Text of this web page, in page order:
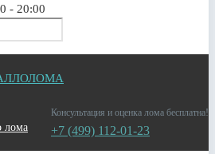
- 20:00
лома
Консультация и оценка лома бесплатна!
+7 (499) 112-01-23